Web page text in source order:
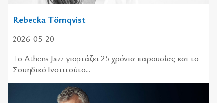
Rebecka Törnqvist
2026-05-20
Tο Athens Jazz γιορτάζει 25 χρόνια παρουσίας και το
Σουηδικό Ινστιτούτο...